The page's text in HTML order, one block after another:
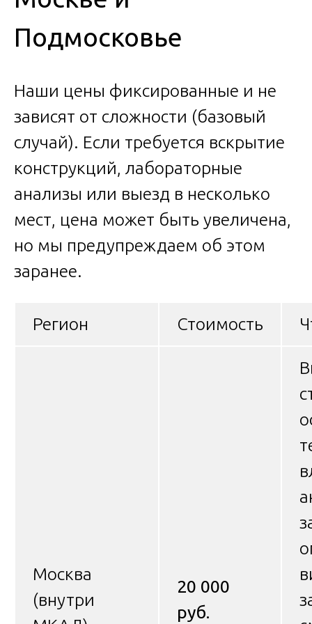
Подмосковье
Наши цены фиксированные и не
зависят от сложности (базовый
случай). Если требуется вскрытие
конструкций, лабораторные
анализы или выезд в несколько
мест, цена может быть увеличена,
но мы предупреждаем об этом
заранее.
Регион Стоимость
Москва
(внутри
20 000
руб.